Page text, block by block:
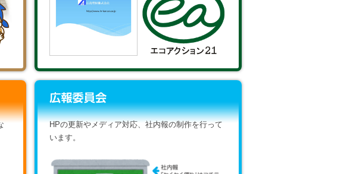
HPの更新やメディア対応、社内報の制作を行って
います。